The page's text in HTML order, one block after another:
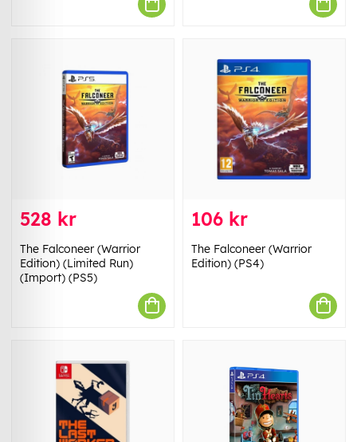
528 kr
The Falconeer (Warrior
Edition) (Limited Run)
(Import) (PS5)
106 kr
The Falconeer (Warrior
Edition) (PS4)